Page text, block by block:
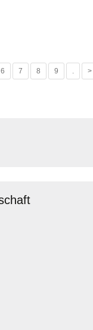
6 7 8 9 . >